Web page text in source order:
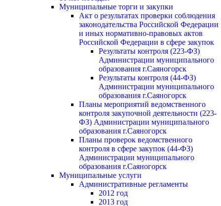
Муниципальные торги и закупки
Акт о результатах проверки соблюдения
законодательства Российской Федерации
и иных нормативно-правовых актов
Российской Федерации в сфере закупок
Результаты контроля (223-ФЗ)
Администрации муниципального
образования г.Саяногорск
Результаты контроля (44-ФЗ)
Администрации муниципального
образования г.Саяногорск
Планы мероприятий ведомственного
контроля закупочной деятельности (223-
ФЗ) Администрации муниципального
образования г.Саяногорск
Планы проверок ведомственного
контроля в сфере закупок (44-ФЗ)
Администрации муниципального
образования г.Саяногорск
Муниципальные услуги
Административные регламенты
2012 год
2013 год